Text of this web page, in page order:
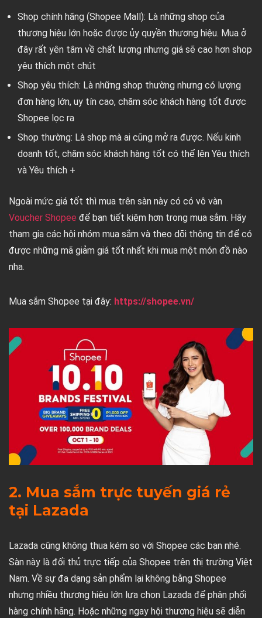
Shop chính hãng (Shopee Mall): Là những shop của
thương hiệu lớn hoặc được ủy quyền thương hiệu. Mua ở
đây rất yên tâm về chất lượng nhưng giá sẽ cao hơn shop
yêu thích một chút
Shop yêu thích: Là những shop thường nhưng có lượng
đơn hàng lớn, uy tín cao, chăm sóc khách hàng tốt được
Shopee lọc ra
Shop thường: Là shop mà ai cũng mở ra được. Nếu kinh
doanh tốt, chăm sóc khách hàng tốt có thể lên Yêu thích
và Yêu thích +
Ngoài mức giá tốt thì mua trên sàn này có có vô vàn
Voucher Shopee để bạn tiết kiệm hơn trong mua sắm. Hãy
tham gia các hội nhóm mua sắm và theo dõi thông tin để có
được những mã giảm giá tốt nhất khi mua một món đồ nào
nha.
Mua sắm Shopee tại đây: https://shopee.vn/
2. Mua sắm trực tuyến giá rẻ
tại Lazada
Lazada cũng không thua kém so với Shopee các bạn nhé.
Sàn này là đối thủ trực tiếp của Shopee trên thị trường Việt
Nam. Về sự đa dạng sản phẩm lại không bằng Shopee
nhưng nhiều thương hiệu lớn lựa chọn Lazada để phân phối
hàng chính hãng. Hoặc những ngay hội thương hiệu sẽ diễn